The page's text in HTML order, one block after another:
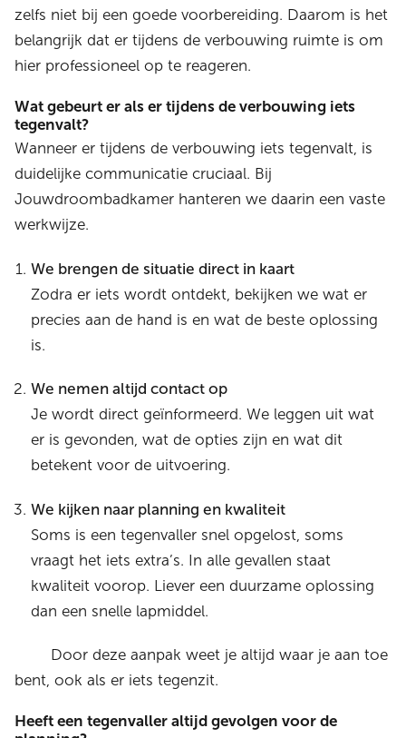
zelfs niet bij een goede voorbereiding. Daarom is het
belangrijk dat er tijdens de verbouwing ruimte is om
hier professioneel op te reageren.
Wat gebeurt er als er tijdens de verbouwing iets
tegenvalt?
Wanneer er tijdens de verbouwing iets tegenvalt, is
duidelijke communicatie cruciaal. Bij
Jouwdroombadkamer hanteren we daarin een vaste
werkwijze.
We brengen de situatie direct in kaart
Zodra er iets wordt ontdekt, bekijken we wat er
precies aan de hand is en wat de beste oplossing
is.
We nemen altijd contact op
Je wordt direct geïnformeerd. We leggen uit wat
er is gevonden, wat de opties zijn en wat dit
betekent voor de uitvoering.
We kijken naar planning en kwaliteit
Soms is een tegenvaller snel opgelost, soms
vraagt het iets extra’s. In alle gevallen staat
kwaliteit voorop. Liever een duurzame oplossing
dan een snelle lapmiddel.
Door deze aanpak weet je altijd waar je aan toe
bent, ook als er iets tegenzit.
Heeft een tegenvaller altijd gevolgen voor de